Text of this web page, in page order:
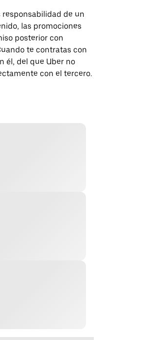
de un
las promociones
posterior con
te contratas con
él, del que Uber no
con el tercero.